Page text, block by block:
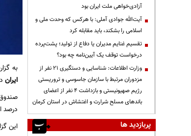
به
ایران
درصد
این گزارش نرخ تورم
آزادی‌خواهی ملت ایران بود
آیت‌الله جوادی آملی: با هرکس که وحدت ملی و
اسلامی را بشکند، باید مقابله کرد
تقسیم غنایم مدیران یا دفاع از تولید؛ پشت‌پرده
درخواست توقف یک آیین‌نامه چه بود؟
وزارت اطلاعات: شناسایی و دستگیری ۲۱ نفر از
مزدوران مرتبط با سازمان جاسوسی و تروریستی
رژیم صهیونیستی و بازداشت ۴ نفر از اعضای
باندهای مسلح شرارت و اغتشاش در استان کرمان
پربازدید ها